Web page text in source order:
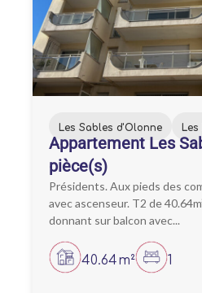
Les Sables d'Olonne
Appartement Les
pièce(s)
Présidents. Aux pieds des
avec ascenseur. T2 de
donnant sur balcon avec...
40.64m² 1